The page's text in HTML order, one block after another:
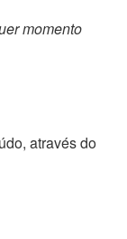
momento
através do